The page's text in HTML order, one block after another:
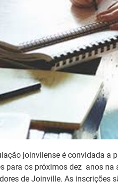
joinvilense é convidada a
para os próximos dez anos
de Joinville. As